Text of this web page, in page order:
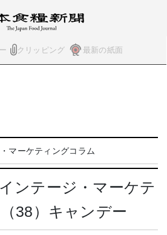
クリッピング 最新の紙面
マーケティングコラム
ンテージ・マーケテ
38）キャンデー